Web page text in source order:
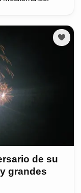
de su
grandes